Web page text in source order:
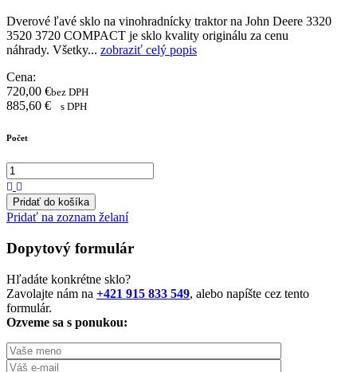
Dverové ľavé sklo na vinohradnícky traktor na John Deere 3320
3520 3720 COMPACT je sklo kvality originálu za cenu
náhrady. Všetky... zobraziť celý popis
Cena:
720,00 €bez DPH
885,60 € s DPH
Počet
Pridať do košíka
Pridať na zoznam želaní
Dopytový formulár
Hľadáte konkrétne sklo?
Zavolajte nám na +421 915 833 549, alebo napíšte cez tento
formulár.
Ozveme sa s ponukou: